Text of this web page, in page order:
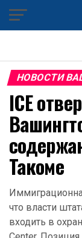
НОВОСТИ
ICE
Такоме
что власти
входить в